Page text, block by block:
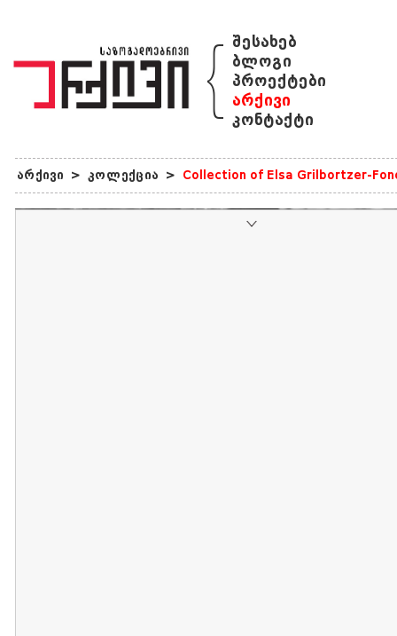
{ შესახებ
ბლოგი
პროექტები
არქივი
კონტაქტი
არქივი > კოლექცია > Collection of Elsa Grilbortzer-